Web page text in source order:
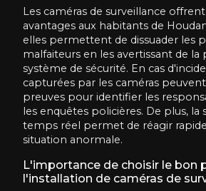
Les caméras de surveillance
avantages aux habitants de
elles permettent de dissuader les
malfaiteurs en les avertissant de la
système de sécurité. En cas
capturées par les caméras
preuves pour identifier les
les enquêtes policières. De plus, la
temps réel permet de réagir
situation anormale.
L'importance de choisir le bon
l'installation de caméras de